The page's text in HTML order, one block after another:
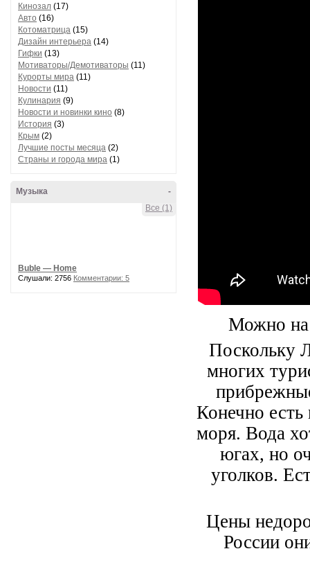
Кинозал (17)
Авто (16)
Котоматрица (15)
Дизайн интерьера (14)
Гифки (13)
Мотиваторы/Демотиваторы (11)
Курорты мира (11)
Новости (11)
Кулинария (9)
Новости и новинки кино (8)
История (3)
Крым (2)
Лучшие посты месяца (2)
Страны и города мира (1)
-
Музыка
Все (1)
Buble — Home
Слушали: 2756 Комментарии: 5
Можно на
Поскольку
многих
Конечно есть
моря. Вода
югах, но
уголков.
Цены
России